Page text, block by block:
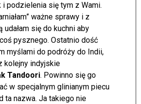
podzielenia się tym z Wami.
ważne sprawy i z
udałam się do kuchni aby
pysznego. Ostatnio dość
myślami do podróży do Indii,
kolejny indyjskie
Tandoori. Powinno się go
w specjalnym glinianym piecu
ta nazwa. Ja takiego nie